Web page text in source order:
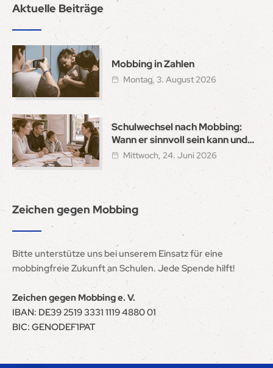
Zeichen gegen Mobbing
Bitte unterstütze uns bei unserem Einsatz für eine
mobbingfreie Zukunft an Schulen. Jede Spende hilft!
Zeichen gegen Mobbing e. V.
IBAN: DE39 2519 3331 1119 4880 01
BIC: GENODEF1PAT
Aktuelle Beiträge
Mobbing in Zahlen
Montag, 3. August 2026
Schulwechsel nach Mobbing:
Wann er sinnvoll sein kann und
wie ein sicherer Neustart gelingt
Mittwoch, 24. Juni 2026